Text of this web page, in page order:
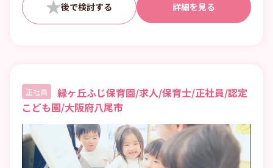
詳細を見る
正社員
緑ヶ丘ふじ保育園/求人/保育士/正社員/認定
こども園/大阪府八尾市